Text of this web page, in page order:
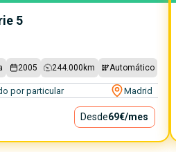
5
2005 244.000 km Automático
por particular Madrid
Desde69€/mes